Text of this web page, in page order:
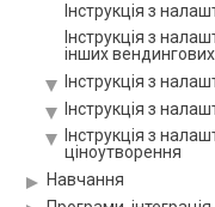
Інструкція з
Інструкція з
інших
Інструкція з
Інструкція з
Інструкція з
ціноутворення
Навчання